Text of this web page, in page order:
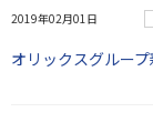
2019年02月01日
オリックスグルー